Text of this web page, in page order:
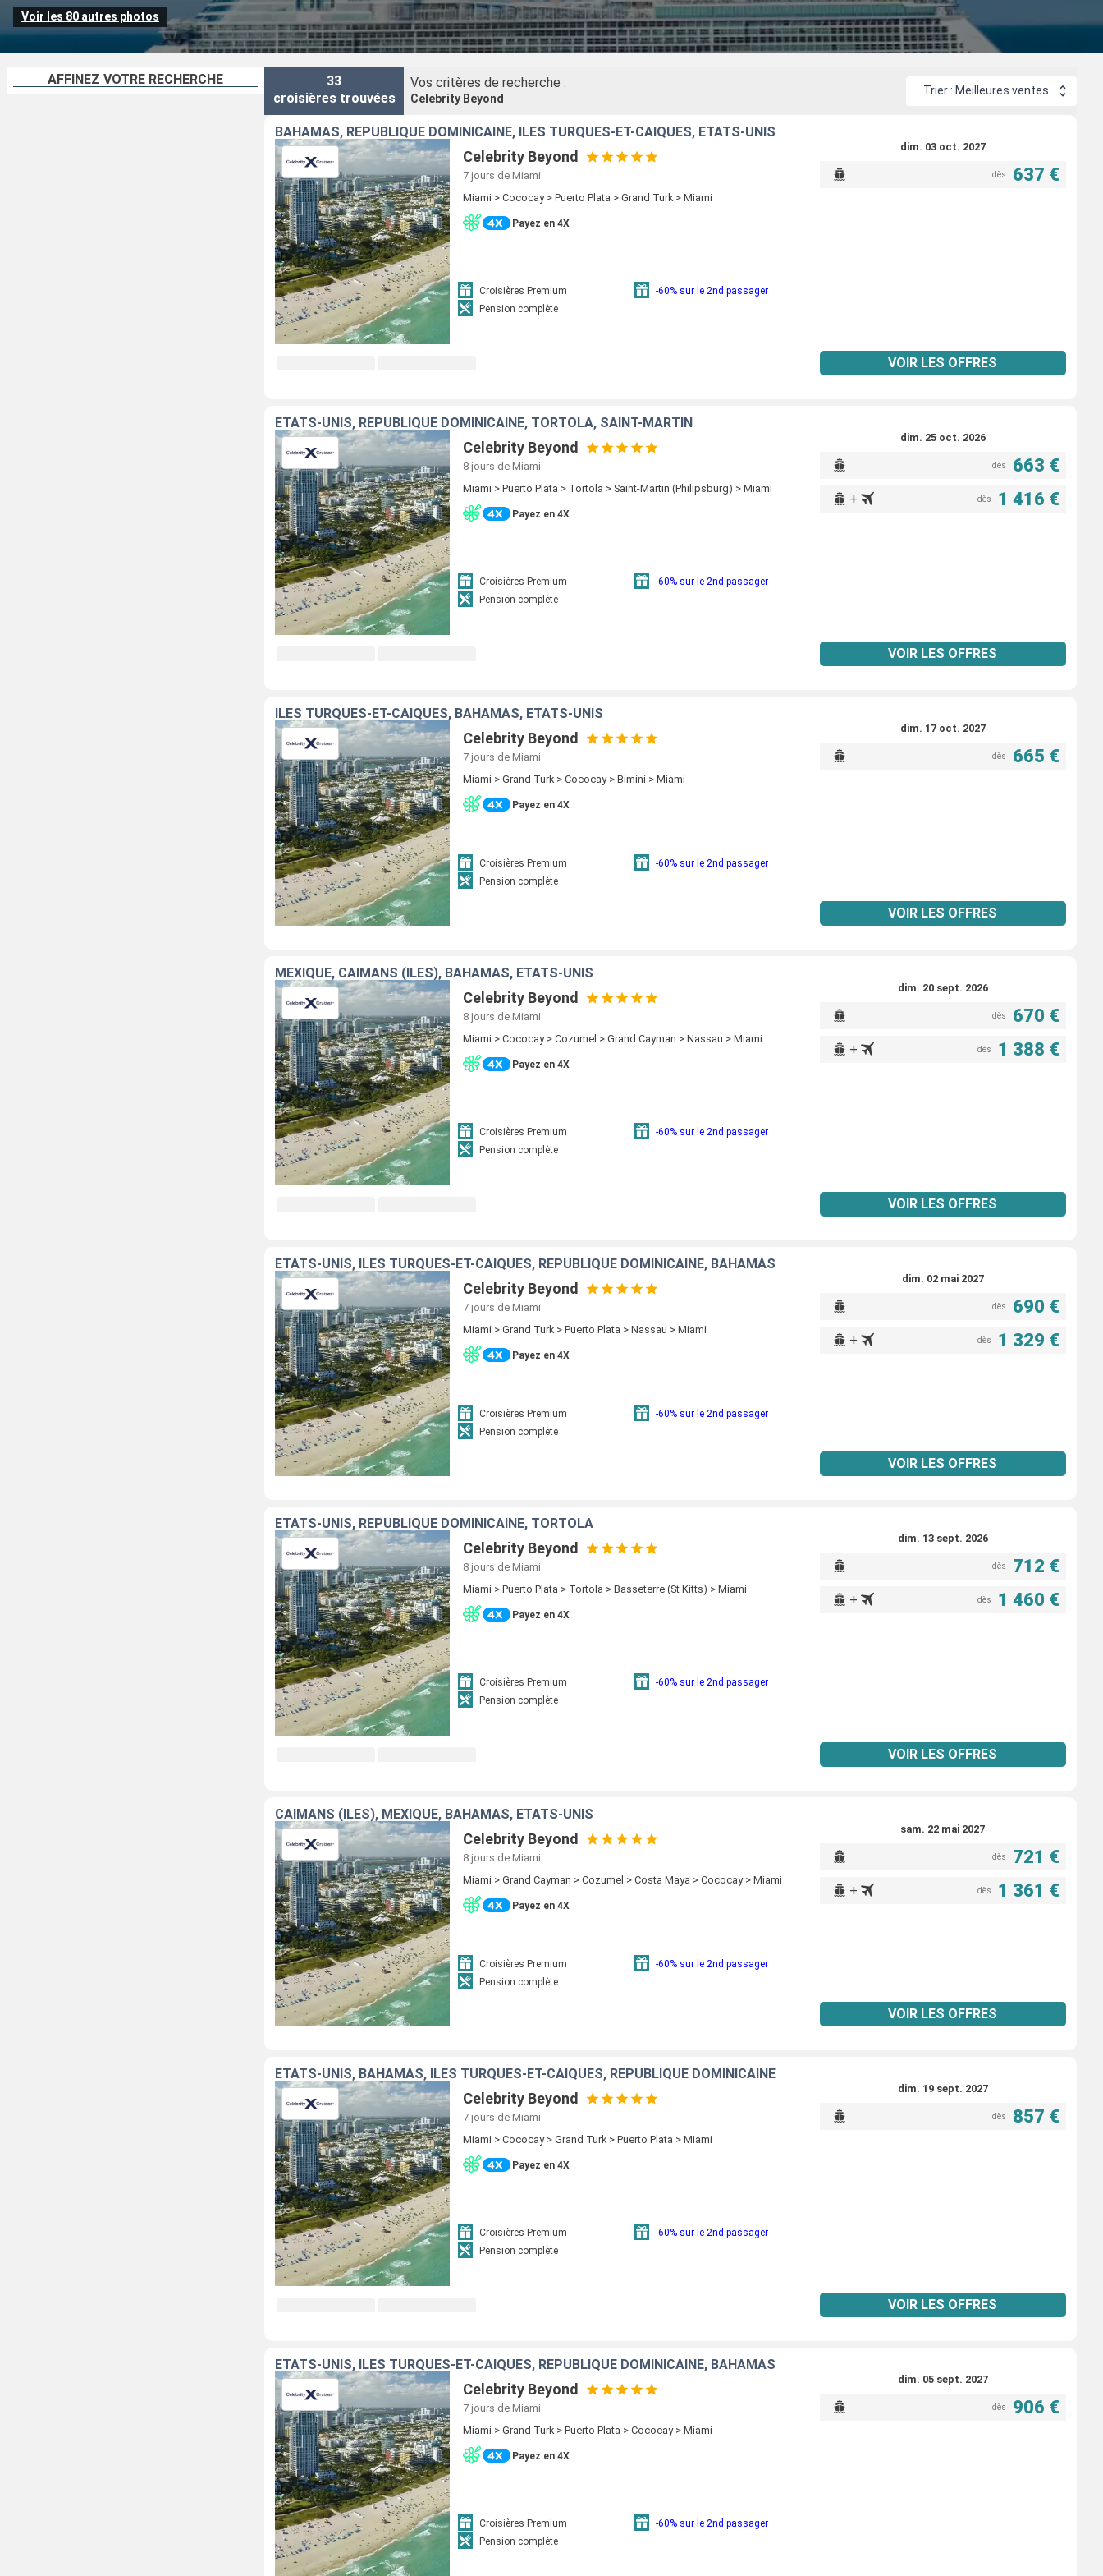
également des espaces verts spectaculaires tels que le « Rooftop Garden », un jardin extérieur ouvert aux passagers pour des moments de détente privilégiés.
Voir les 80 autres photos
AFFINEZ VOTRE RECHERCHE
33
croisières trouvées
Vos critères de recherche :
Celebrity Beyond
Trier : Meilleures ventes
BAHAMAS, RÉPUBLIQUE DOMINICAINE, ÎLES TURQUES-ET-CAÏQUES, ÉTATS-UNIS
Celebrity Beyond
7 jours de Miami
Miami > Cococay > Puerto Plata > Grand Turk > Miami
Payez en 4X
Croisières Premium
-60% sur le 2nd passager
Pension complète
dim. 03 oct. 2027
dès 637 €
VOIR LES OFFRES
ÉTATS-UNIS, RÉPUBLIQUE DOMINICAINE, TORTOLA, SAINT-MARTIN
Celebrity Beyond
8 jours de Miami
Miami > Puerto Plata > Tortola > Saint-Martin (Philipsburg) > Miami
Payez en 4X
Croisières Premium
-60% sur le 2nd passager
Pension complète
dim. 25 oct. 2026
dès 663 €
+ dès 1 416 €
VOIR LES OFFRES
ÎLES TURQUES-ET-CAÏQUES, BAHAMAS, ÉTATS-UNIS
Celebrity Beyond
7 jours de Miami
Miami > Grand Turk > Cococay > Bimini > Miami
Payez en 4X
Croisières Premium
-60% sur le 2nd passager
Pension complète
dim. 17 oct. 2027
dès 665 €
VOIR LES OFFRES
MEXIQUE, CAÏMANS (ÎLES), BAHAMAS, ÉTATS-UNIS
Celebrity Beyond
8 jours de Miami
Miami > Cococay > Cozumel > Grand Cayman > Nassau > Miami
Payez en 4X
Croisières Premium
-60% sur le 2nd passager
Pension complète
dim. 20 sept. 2026
dès 670 €
+ dès 1 388 €
VOIR LES OFFRES
ÉTATS-UNIS, ÎLES TURQUES-ET-CAÏQUES, RÉPUBLIQUE DOMINICAINE, BAHAMAS
Celebrity Beyond
7 jours de Miami
Miami > Grand Turk > Puerto Plata > Nassau > Miami
Payez en 4X
Croisières Premium
-60% sur le 2nd passager
Pension complète
dim. 02 mai 2027
dès 690 €
+ dès 1 329 €
VOIR LES OFFRES
ÉTATS-UNIS, RÉPUBLIQUE DOMINICAINE, TORTOLA
Celebrity Beyond
8 jours de Miami
Miami > Puerto Plata > Tortola > Basseterre (St Kitts) > Miami
Payez en 4X
Croisières Premium
-60% sur le 2nd passager
Pension complète
dim. 13 sept. 2026
dès 712 €
+ dès 1 460 €
VOIR LES OFFRES
CAÏMANS (ÎLES), MEXIQUE, BAHAMAS, ÉTATS-UNIS
Celebrity Beyond
8 jours de Miami
Miami > Grand Cayman > Cozumel > Costa Maya > Cococay > Miami
Payez en 4X
Croisières Premium
-60% sur le 2nd passager
Pension complète
sam. 22 mai 2027
dès 721 €
+ dès 1 361 €
VOIR LES OFFRES
ÉTATS-UNIS, BAHAMAS, ÎLES TURQUES-ET-CAÏQUES, RÉPUBLIQUE DOMINICAINE
Celebrity Beyond
7 jours de Miami
Miami > Cococay > Grand Turk > Puerto Plata > Miami
Payez en 4X
Croisières Premium
-60% sur le 2nd passager
Pension complète
dim. 19 sept. 2027
dès 857 €
VOIR LES OFFRES
ÉTATS-UNIS, ÎLES TURQUES-ET-CAÏQUES, RÉPUBLIQUE DOMINICAINE, BAHAMAS
Celebrity Beyond
7 jours de Miami
Miami > Grand Turk > Puerto Plata > Cococay > Miami
Payez en 4X
Croisières Premium
-60% sur le 2nd passager
Pension complète
dim. 05 sept. 2027
dès 906 €